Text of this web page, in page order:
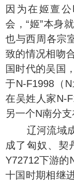
因为在姬亶
会，“姬”本身
也与西周各宗
致的情况相吻
国时代的吴国
于N-F1998（
在吴姓人家N-
另一个N南分
辽河流域成
成了匈奴、契
Y72712下游的
十国时期相继